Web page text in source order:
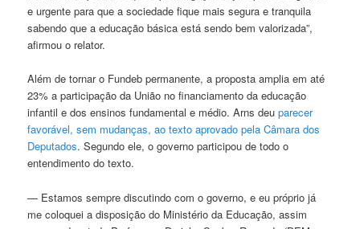
e urgente para que a sociedade fique mais segura e tranquila
sabendo que a educação básica está sendo bem valorizada”,
afirmou o relator.
Além de tornar o Fundeb permanente, a proposta amplia em até
23% a participação da União no financiamento da educação
infantil e dos ensinos fundamental e médio. Arns deuparecer
favorável, sem mudanças, ao texto aprovado pela Câmara dos
Deputados. Segundo ele, o governo participou de todo o
entendimento do texto.
— Estamos sempre discutindo com o governo, e eu próprio já
me coloquei a disposição do Ministério da Educação, assim